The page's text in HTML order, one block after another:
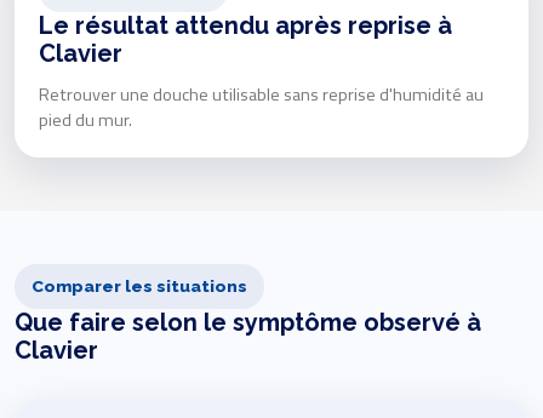
Le résultat attendu après reprise à
Clavier
Retrouver une douche utilisable sans reprise d'humidité au
pied du mur.
Comparer les situations
Que faire selon le symptôme observé à
Clavier